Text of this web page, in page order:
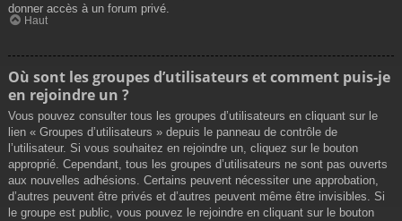
donner accès à un forum privé.
Haut
Où sont les groupes d’utilisateurs et comment puis-je
en rejoindre un ?
Vous pouvez consulter tous les groupes d’utilisateurs en cliquant sur le
lien « Groupes d’utilisateurs » depuis le panneau de contrôle de
l’utilisateur. Si vous souhaitez en rejoindre un, cliquez sur le bouton
approprié. Cependant, tous les groupes d’utilisateurs ne sont pas ouverts
aux nouvelles adhésions. Certains peuvent nécessiter une approbation,
d’autres peuvent être privés et d’autres peuvent même être invisibles. Si
le groupe est public, vous pouvez le rejoindre en cliquant sur le bouton